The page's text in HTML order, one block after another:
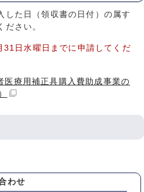
した日（領収書の日付）の属す
ださい。
日水曜日までに申請してくだ
医療用補正具購入費助成事業の
わせ